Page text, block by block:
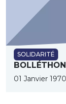
SOLIDARITÉ
01 Janvier 1970